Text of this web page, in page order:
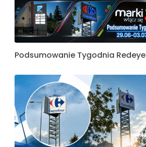
Podsumowanie Tygodnia Redeye